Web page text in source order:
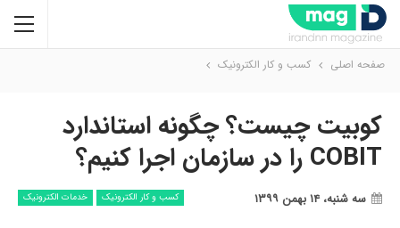
صفحه اصلی کسب و کار الکترونیک
کوبیت چیست؟ چگونه استاندارد
COBIT را در سازمان اجرا کنیم؟
کسب و کار الکترونیک خدمات الکترونیک سه شنبه، ۱۴ بهمن ۱۳۹۹